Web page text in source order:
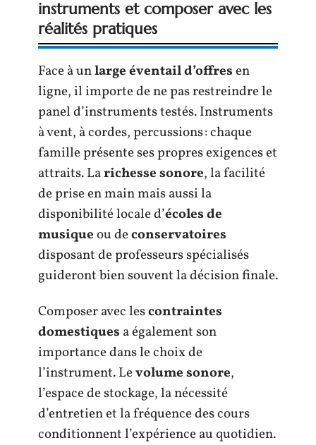
instruments et composer avec les
réalités pratiques
Face à unlarge éventail d’offresen
ligne, il importe de ne pas restreindre le
panel d’instruments testés. Instruments
à vent, à cordes, percussions : chaque
famille présente ses propres exigences et
attraits. Larichesse sonore, la facilité
de prise en main mais aussi la
disponibilité locale d’écoles de
musiqueou deconservatoires
disposant de professeurs spécialisés
guideront bien souvent la décision finale.
Composer avec lescontraintes
domestiques a également son
importance dans le choix de
l’instrument. Levolume sonore,
l’espace de stockage, la nécessité
d’entretien et la fréquence des cours
conditionnent l’expérience au quotidien.